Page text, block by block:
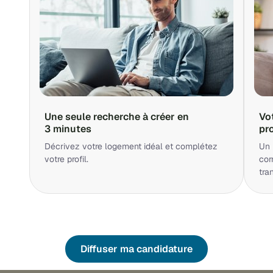
Une seule recherche à créer en
3 minutes
Décrivez votre logement idéal et complétez
votre profil.
Un
Diffuser ma candidature